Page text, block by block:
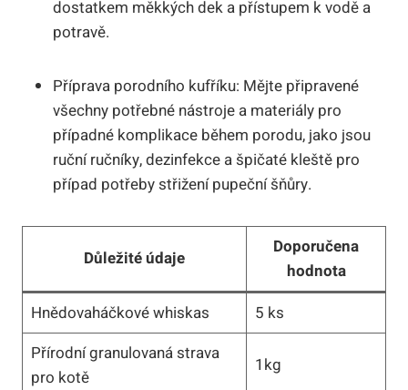
dostatkem měkkých dek a přístupem k vodě a
potravě.
Příprava porodního kufříku: Mějte připravené
všechny potřebné nástroje a materiály pro
případné komplikace během porodu, jako jsou
ruční ručníky, dezinfekce a špičaté kleště pro
případ potřeby střižení pupeční šňůry.
Důležité údaje
Doporučena
hodnota
Hnědovaháčkové whiskas
5 ks
Přírodní granulovaná strava
pro kotě
1kg